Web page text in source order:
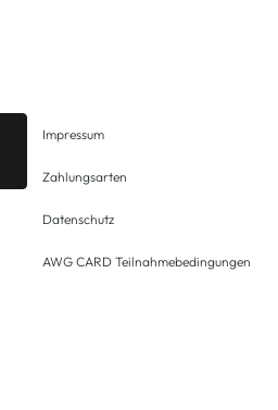
Impressum
Zahlungsarten
Datenschutz
AWG CARD Teilnahmebedingungen